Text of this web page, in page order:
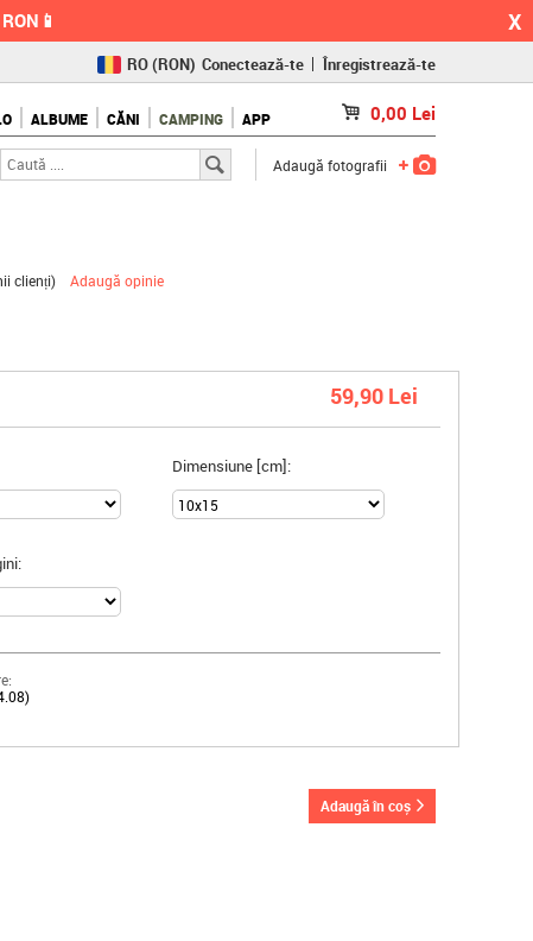
X
(KČ)
SK(€)
RO(RON) Conectează-te Înregistrează-te
ALBUME CĂNI CAMPING APP 0,00 Lei
Adaugă fotografii
clienți) Adaugă opinie
59,90 Lei
Dimensiune [cm]:
adaugă în coș